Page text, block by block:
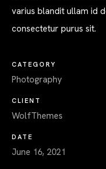
varius blandit ullam id
consectetur purus sit.
CATEGORY
Photography
CLIENT
WolfThemes
DATE
June 16, 2021